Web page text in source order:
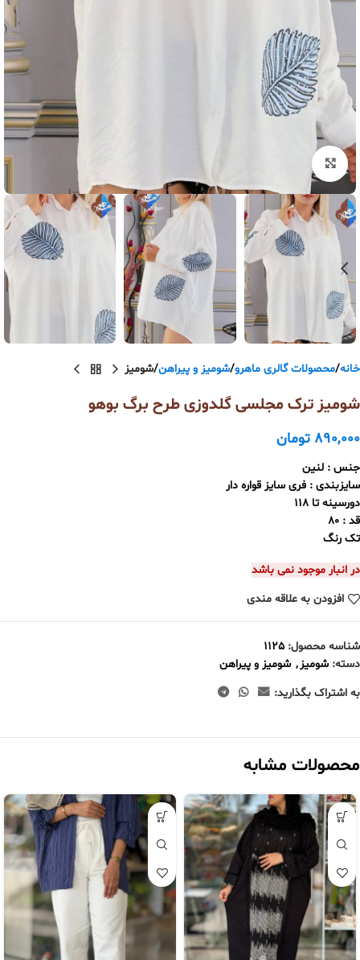
بزرگنمایی تصویر
خانه محصولات گالری ماهرو شومیز و پیراهن شومیز
شومیز ترک مجلسی گلدوزی طرح برگ بوهو
890,000 تومان
جنس : لنین
سایزبندی : فری سایز قواره دار
دورسینه تا 118
قد : 80
تک رنگ
در انبار موجود نمی باشد
افزودن به علاقه مندی
شناسه محصول:1125
دسته: شومیز, شومیز و پیراهن
به اشتراک بگذارید:
محصولات مشابه